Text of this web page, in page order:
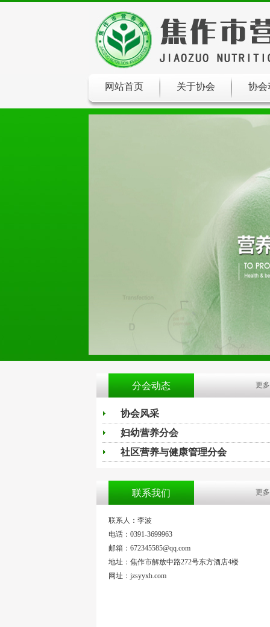
网站首页 关于协会 协会
分会动态 更
协会风采
妇幼营养分会
社区营养与健康管理分会
联系我们 更
联系人：李波
电话：0391-3699963
邮箱：672345585@qq.com
地址：焦作市解放中路272号东方酒店4楼
网址：jzsyyxh.com